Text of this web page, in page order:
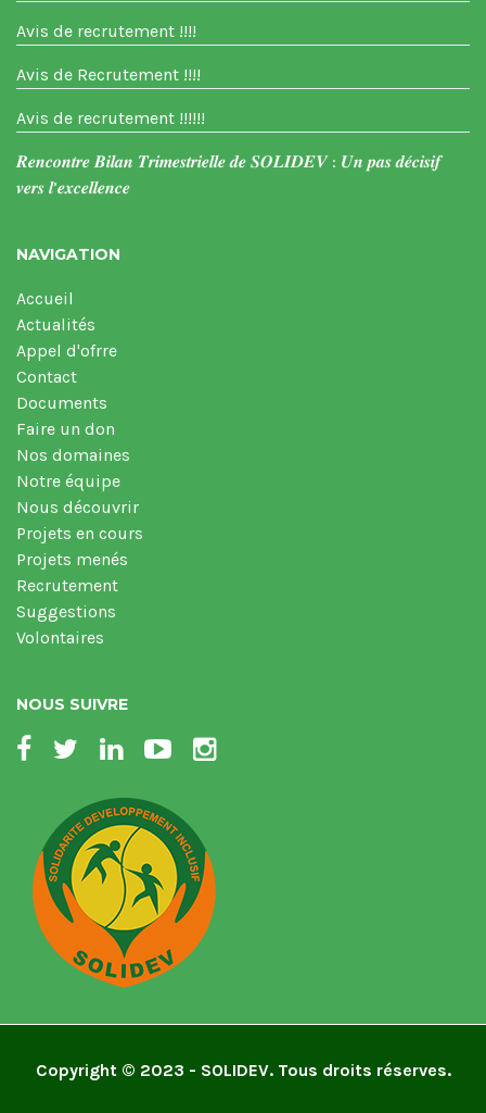
Avis de recrutement !!!!
Avis de Recrutement !!!!
Avis de recrutement !!!!!!
𝑹𝒆𝒏𝒄𝒐𝒏𝒕𝒓𝒆 𝑩𝒊𝒍𝒂𝒏 𝑻𝒓𝒊𝒎𝒆𝒔𝒕𝒓𝒊𝒆𝒍𝒍𝒆 𝒅𝒆 𝑺𝑶𝑳𝑰𝑫𝑬𝑽 : 𝑼𝒏 𝒑𝒂𝒔 𝒅𝒆́𝒄𝒊𝒔𝒊𝒇
𝒗𝒆𝒓𝒔 𝒍’𝒆𝒙𝒄𝒆𝒍𝒍𝒆𝒏𝒄𝒆
NAVIGATION
Accueil
Actualités
Appel d'ofrre
Contact
Documents
Faire un don
Nos domaines
Notre équipe
Nous découvrir
Projets en cours
Projets menés
Recrutement
Suggestions
Volontaires
NOUS SUIVRE
Copyright © 2023 - SOLIDEV. Tous droits réserves.